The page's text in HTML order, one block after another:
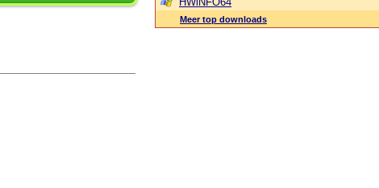
Meer top downloads